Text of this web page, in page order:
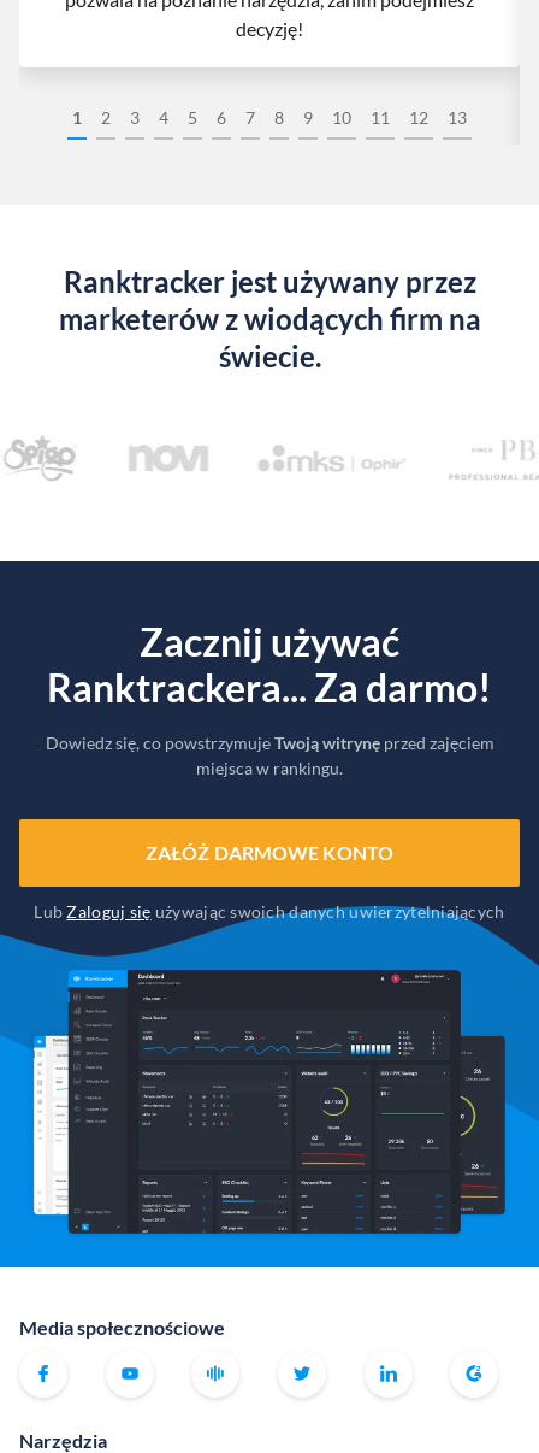
1 2 3 4 5 6 7 8 9 10 11 12 13
decyzję!
Ranktracker jest używany przez
marketerów z wiodących firm na
świecie.
Zacznij używać
Ranktrackera... Za darmo!
Dowiedz się, co powstrzymujeTwoją witrynęprzed zajęciem
miejsca w rankingu.
ZAŁÓŻ DARMOWE KONTO
LubZaloguj się używając swoich danych uwierzytelniających
Media społecznościowe
Narzędzia